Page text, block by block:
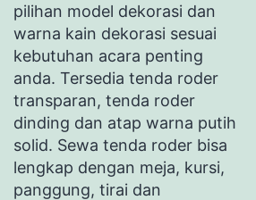
pilihan model dekorasi dan
warna kain dekorasi sesuai
kebutuhan acara penting
anda. Tersedia tenda roder
transparan, tenda roder
dinding dan atap warna putih
solid. Sewa tenda roder bisa
lengkap dengan meja, kursi,
panggung, tirai dan